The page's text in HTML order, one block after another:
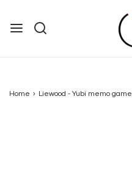
Home › Liewood - Yubi memo game